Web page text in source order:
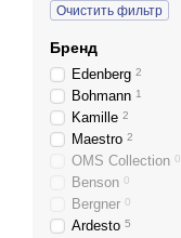
Очистить фильтр
Бренд
Edenberg 2
Bohmann 1
Kamille 2
Maestro 2
OMS Collection 0
Benson 0
Bergner 0
Ardesto 5